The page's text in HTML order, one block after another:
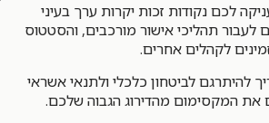
לכם נקודות זכות יקרות ערך בעיני
לעבור תהליכי אישור מורכבים, והסטטוס
לקהלים אחרים.
להיתרגם לביטחון כלכלי ולתנאי אשראי
את המקסימום מהדירוג הגבוה שלכם.